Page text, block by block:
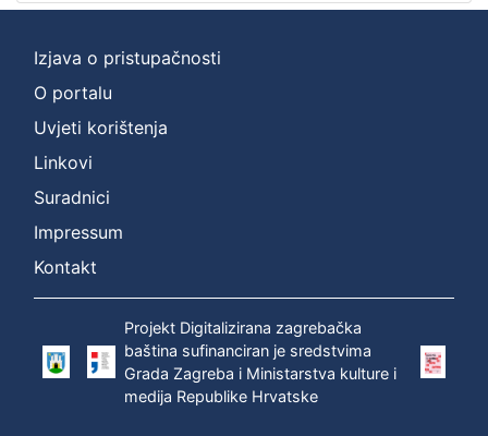
Izjava o pristupačnosti
O portalu
Uvjeti korištenja
Linkovi
Suradnici
Impressum
Kontakt
Projekt Digitalizirana zagrebačka
baština sufinanciran je sredstvima
Grada Zagreba i Ministarstva kulture i
medija Republike Hrvatske